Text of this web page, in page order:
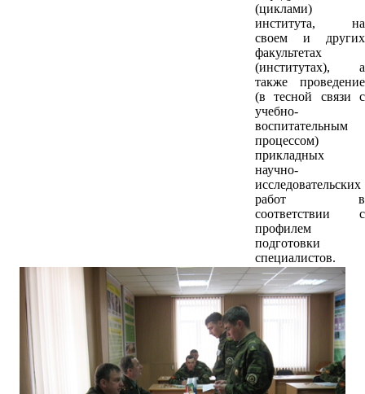
(циклами)
института, на
своем и других
факультетах
(институтах), а
также проведение
(в тесной связи с
учебно-
воспитательным
процессом)
прикладных
научно-
исследовательских
работ в
соответствии с
профилем
подготовки
специалистов.